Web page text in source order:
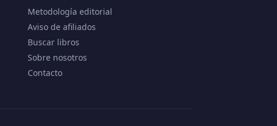
Metodología editorial
Aviso de afiliados
Buscar libros
Sobre nosotros
Contacto